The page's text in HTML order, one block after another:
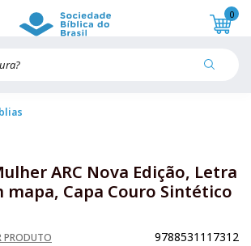
0
ARC Nova Edição, Letra
mapa, Capa Couro Sintético
PRODUTO 9788531117312